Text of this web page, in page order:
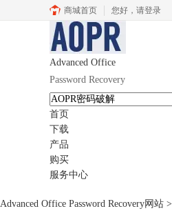
商城首页 您好， 请登录
Advanced Office
Password Recovery
首页
下载
产品
购买
服务中心
Advanced Office Password Recovery网站 >